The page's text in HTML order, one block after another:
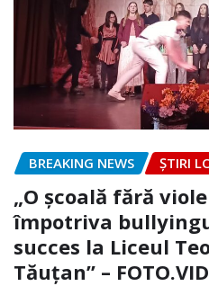
BREAKING NEWS ȘTIRI
„O școală fără
împotriva
succes la Liceul
Tăuțan” –